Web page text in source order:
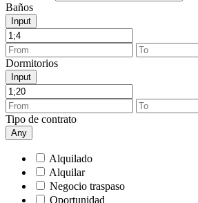
Baños
Input
Dormitorios
Input
Tipo de contrato
Any
Alquilado
Alquilar
Negocio traspaso
Oportunidad